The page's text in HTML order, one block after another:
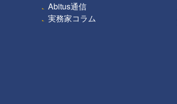
Abitus通信
実務家コラム